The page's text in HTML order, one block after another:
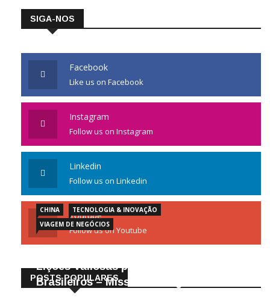
SIGA-NOS
Facebook
Like us on Facebook
Instagram
Follow us on Instagram
Linkedin
Follow us on Linkedin
Youtube
Follow us on Youtube
POSTS POPULARES
CHINA
TECNOLOGIA & INOVAÇÃO
VIAGEM DE NEGÓCIOS
Lições Valiosas para Empresários
Brasileiros – Missão de Negócios China